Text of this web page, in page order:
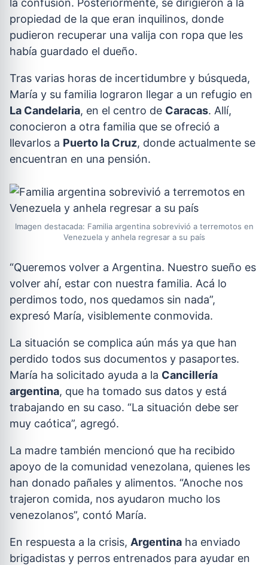
la confusión. Posteriormente, se dirigieron a la
propiedad de la que eran inquilinos, donde
pudieron recuperar una valija con ropa que les
había guardado el dueño.
Tras varias horas de incertidumbre y búsqueda,
María y su familia lograron llegar a un refugio en
La Candelaria, en el centro de Caracas. Allí,
conocieron a otra familia que se ofreció a
llevarlos a Puerto la Cruz, donde actualmente se
encuentran en una pensión.
Imagen destacada: Familia argentina sobrevivió a terremotos en
Venezuela y anhela regresar a su país
“Queremos volver a Argentina. Nuestro sueño es
volver ahí, estar con nuestra familia. Acá lo
perdimos todo, nos quedamos sin nada”,
expresó María, visiblemente conmovida.
La situación se complica aún más ya que han
perdido todos sus documentos y pasaportes.
María ha solicitado ayuda a la Cancillería
argentina, que ha tomado sus datos y está
trabajando en su caso. “La situación debe ser
muy caótica”, agregó.
La madre también mencionó que ha recibido
apoyo de la comunidad venezolana, quienes les
han donado pañales y alimentos. “Anoche nos
trajeron comida, nos ayudaron mucho los
venezolanos”, contó María.
En respuesta a la crisis, Argentina ha enviado
brigadistas y perros entrenados para ayudar en